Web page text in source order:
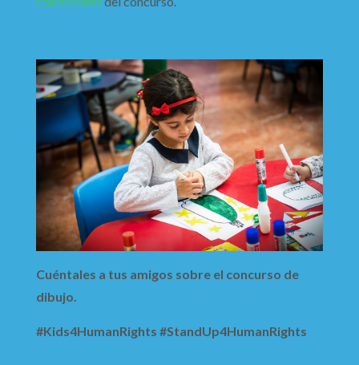
Cuéntales a tus amigos sobre el concurso de
dibujo.
#Kids4HumanRights #StandUp4HumanRights